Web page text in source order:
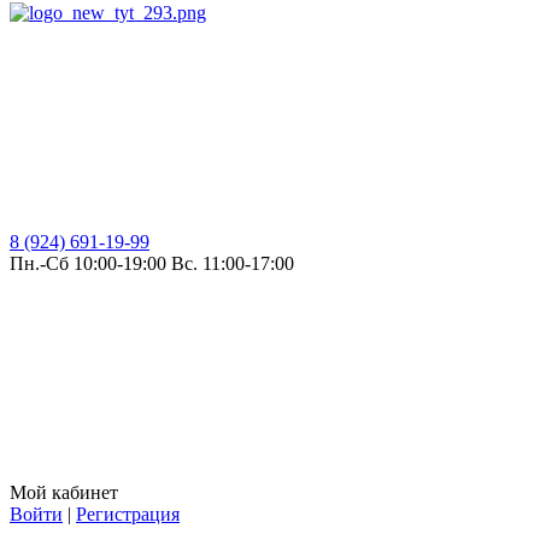
8 (924) 691-19-99
Пн.-Сб 10:00-19:00 Вс. 11:00-17:00
Мой кабинет
Войти | Регистрация